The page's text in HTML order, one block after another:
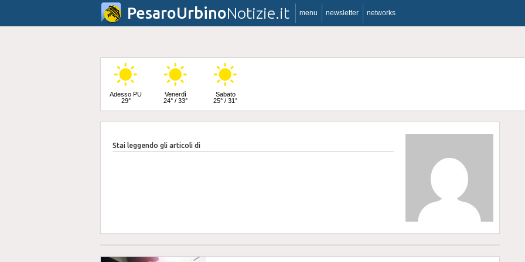
PesaroUrbinoNotizie.it menu newsletter networks
Adesso PU
29°
Venerdì
24° / 33°
Sabato
25° / 31°
Domenica
24° / 32°
Stai leggendo gli articoli di